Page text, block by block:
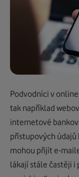
Podvodníci v
tak například
internetové
přístupových údajů
mohou přijít e-
lákají stále častěji i